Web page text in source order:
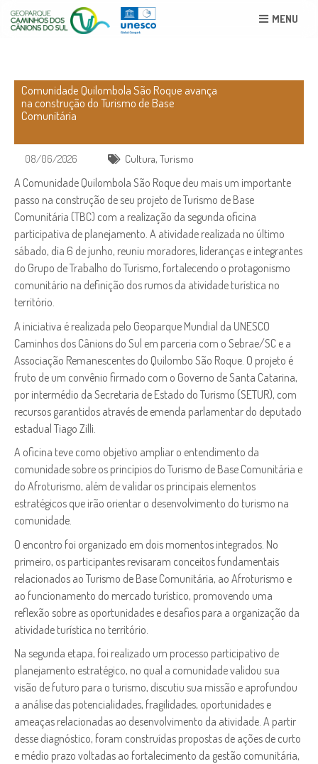
MENU
Comunidade Quilombola São Roque avança
na construção do Turismo de Base
Comunitária
08/06/2026 Cultura,Turismo
A Comunidade Quilombola São Roque deu mais um importante
passo na construção de seu projeto de Turismo de Base
Comunitária (TBC) com a realização da segunda oficina
participativa de planejamento. A atividade realizada no último
sábado, dia 6 de junho, reuniu moradores, lideranças e integrantes
do Grupo de Trabalho do Turismo, fortalecendo o protagonismo
comunitário na definição dos rumos da atividade turística no
território.
A iniciativa é realizada pelo Geoparque Mundial da UNESCO
Caminhos dos Cânions do Sul em parceria com o Sebrae/SC e a
Associação Remanescentes do Quilombo São Roque. O projeto é
fruto de um convênio firmado com o Governo de Santa Catarina,
por intermédio da Secretaria de Estado do Turismo (SETUR), com
recursos garantidos através de emenda parlamentar do deputado
estadual Tiago Zilli.
A oficina teve como objetivo ampliar o entendimento da
comunidade sobre os princípios do Turismo de Base Comunitária e
do Afroturismo, além de validar os principais elementos
estratégicos que irão orientar o desenvolvimento do turismo na
comunidade.
O encontro foi organizado em dois momentos integrados. No
primeiro, os participantes revisaram conceitos fundamentais
relacionados ao Turismo de Base Comunitária, ao Afroturismo e
ao funcionamento do mercado turístico, promovendo uma
reflexão sobre as oportunidades e desafios para a organização da
atividade turística no território.
Na segunda etapa, foi realizado um processo participativo de
planejamento estratégico, no qual a comunidade validou sua
visão de futuro para o turismo, discutiu sua missão e aprofundou
a análise das potencialidades, fragilidades, oportunidades e
ameaças relacionadas ao desenvolvimento da atividade. A partir
desse diagnóstico, foram construídas propostas de ações de curto
e médio prazo voltadas ao fortalecimento da gestão comunitária,